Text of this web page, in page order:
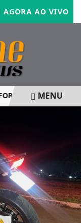
AGORA AO VIVO
SEGURANÇA
MENU